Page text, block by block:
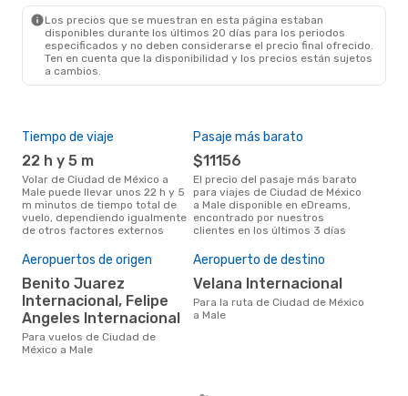
Los precios que se muestran en esta página estaban
disponibles durante los últimos 20 días para los periodos
especificados y no deben considerarse el precio final ofrecido.
Ten en cuenta que la disponibilidad y los precios están sujetos
a cambios.
Tiempo de viaje
22 h y 5 m
Volar de Ciudad de México a
Male puede llevar unos 22 h y 5
m minutos de tiempo total de
vuelo, dependiendo igualmente
de otros factores externos
Pasaje más barato
$11156
El precio del pasaje más barato
para viajes de Ciudad de México
a Male disponible en eDreams,
encontrado por nuestros
clientes en los últimos 3 días
Aeropuertos de origen
Benito Juarez
Internacional, Felipe
Angeles Internacional
Para vuelos de Ciudad de
México a Male
Aeropuerto de destino
Velana Internacional
Para la ruta de Ciudad de México
a Male